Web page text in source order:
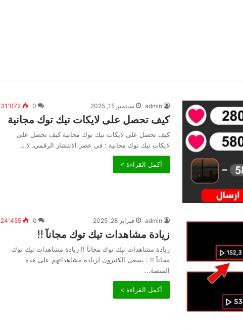
admin سبتمبر 15, 2025 0 31٬072
كيف تحصل على لايكات تيك توك مجانية
كيف تحصل على لايكات تيك توك مجانية كيف تحصل على
لايكات تيك توك مجانية : في عصر الانتشار الرقمي، لا…
أكمل القراءة »
admin فبراير 28, 2025 0 24٬455
زيادة مشاهدات تيك توك مجانآ !!
زيادة مشاهدات تيك توك مجانآ !! زيادة مشاهدات تيك توك
مجانآ !! : يسعى الكثيرون لزيادة مشاهداتهم على هذه
المنصة…
أكمل القراءة »